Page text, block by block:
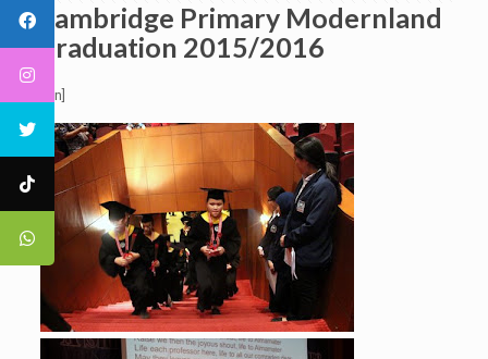
Cambridge Primary Modernland
Graduation 2015/2016
[:en]